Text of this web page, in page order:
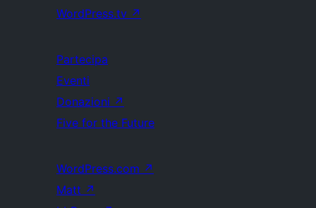
WordPress.tv ↗
Partecipa
Eventi
Donazioni ↗
Five for the Future
WordPress.com ↗
Matt ↗